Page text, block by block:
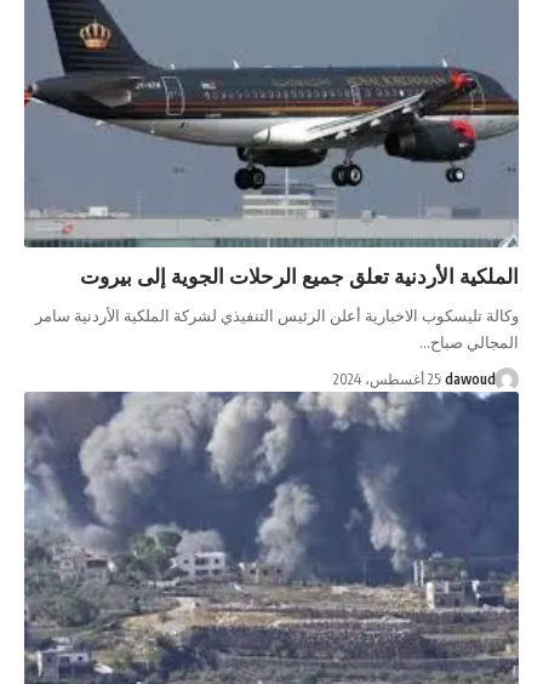
الملكية الأردنية تعلق جميع الرحلات الجوية إلى بيروت
وكالة تليسكوب الاخبارية أعلن الرئيس التنفيذي لشركة الملكية الأردنية سامر
المجالي صباح…
dawoud 25 أغسطس، 2024